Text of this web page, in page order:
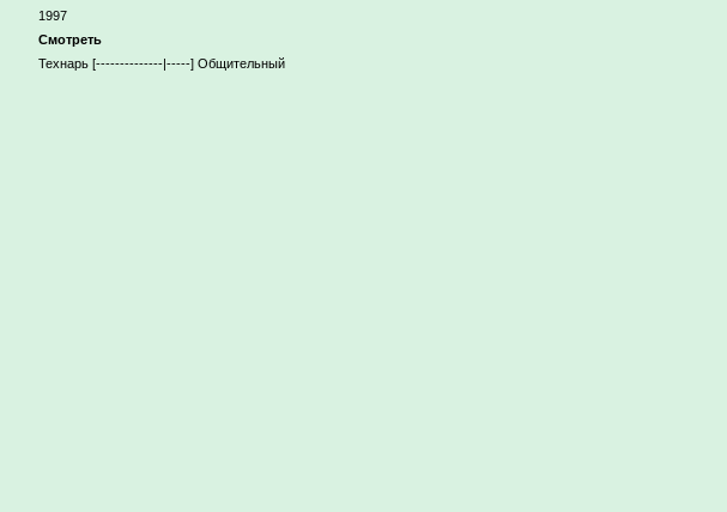
1997
Смотреть
Технарь [--------------|-----] Общительный